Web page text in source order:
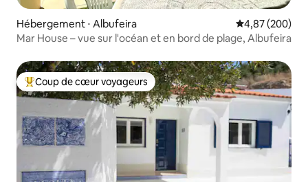
Hébergement ⋅ Albufeira Évaluation
4,87 (200)
Mar House – vue sur l'océan et en bord de plage, Albufeira
Coups de cœur voyageurs les plus appréciés
Coup de cœur voyageurs